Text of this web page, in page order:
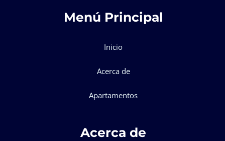
Menú Principal
Inicio
Acerca de
Apartamentos
Acerca de